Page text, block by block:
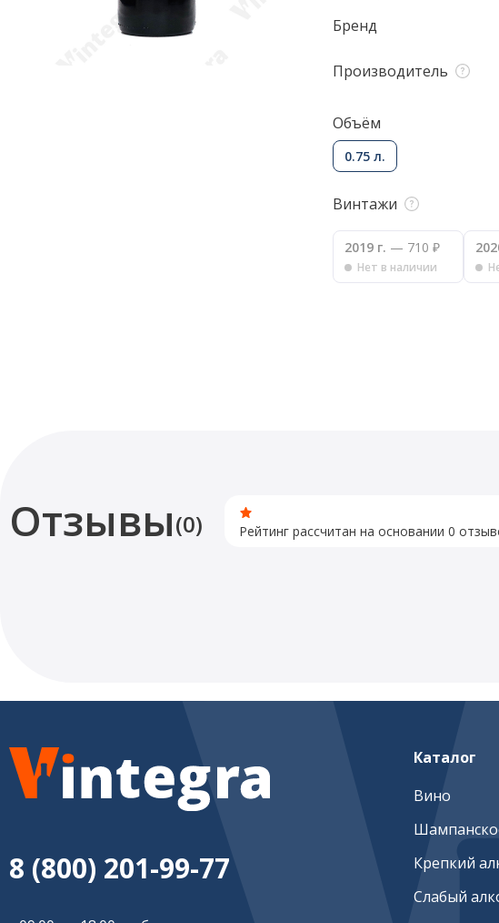
Бренд
Производитель
Объём
0.75 л.
Винтажи
2019 г. — 710 ₽
Нет в наличии
Отзывы(0) Рейтинг рассчитан на основании 0
8 (800) 201-99-77
Каталог
Вино
Крепкий
Слабый